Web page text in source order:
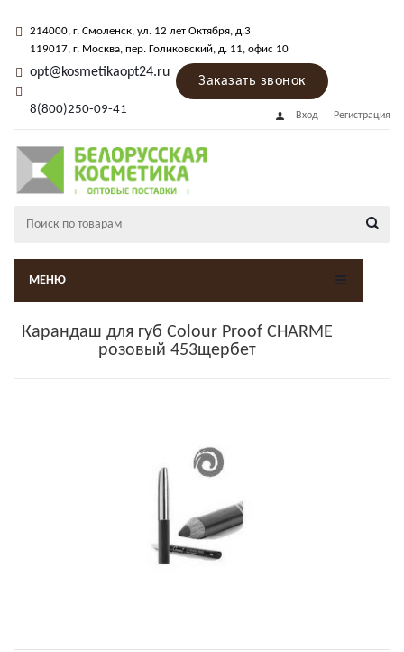
214000, г. Смоленск, ул. 12 лет Октября, д.3
119017, г. Москва, пер. Голиковский, д. 11, офис 10
opt@kosmetikaopt24.ru
8(800)250-09-41
Заказать звонок
Вход Регистрация
МЕНЮ
Карандаш для губ Colour Proof CHARME
розовый 453щербет